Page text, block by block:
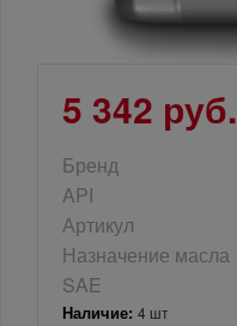
5 342 руб.
Бренд
API
Артикул
Назначение масла
SAE
Наличие: 4 шт